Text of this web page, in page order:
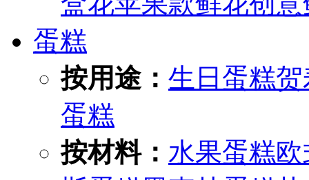
蛋糕
按用途： 生日蛋糕
蛋糕
按材料： 水果蛋糕